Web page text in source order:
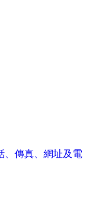
、傳真、網址及電